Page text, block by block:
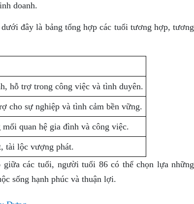
doanh.
đây là bảng tổng hợp các tuổi tương hợp, tương
hỗ trợ trong công việc và tình duyên.
cho sự nghiệp và tình cảm bền vững.
quan hệ gia đình và công việc.
tài lộc vượng phát.
các tuổi, người tuổi 86 có thể chọn lựa những
sống hạnh phúc và thuận lợi.